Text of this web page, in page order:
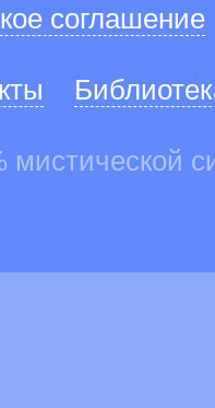
соглашение
мистической